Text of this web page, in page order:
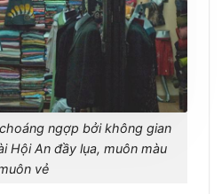
ngợp bởi không gian
Hội An đầy lụa, muôn màu
vẻ